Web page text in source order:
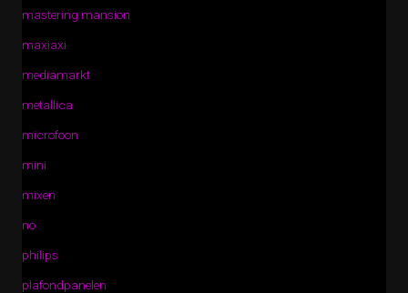
mastering mansion
maxiaxi
mediamarkt
metallica
microfoon
mini
mixen
no
philips
plafondpanelen